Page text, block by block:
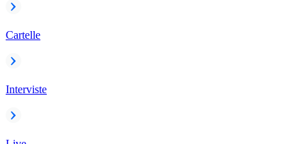
Cartelle
Interviste